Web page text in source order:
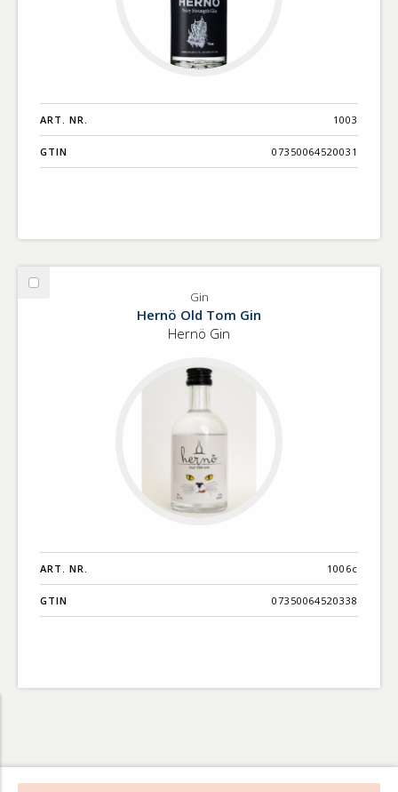
ART. NR. 1003
GTIN 07350064520031
Välj
Gin
Hernö Old Tom Gin
Hernö Gin
ART. NR. 1006c
GTIN 07350064520338